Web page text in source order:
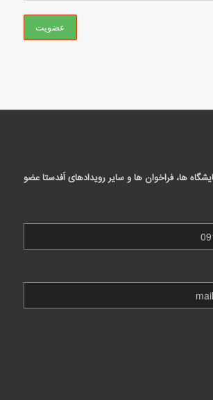
ها، فراخوان ها و سایر رویدادهای اَفدستا عضو